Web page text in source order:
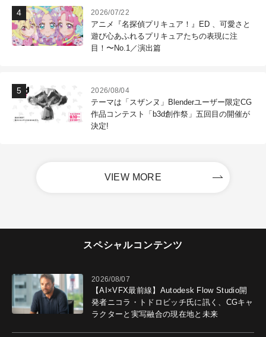
2026/07/22
アニメ『名探偵プリキュア！』ED 、可愛さと
遊び心あふれるプリキュアたちの表現に注
目！〜No.1／演出篇
2026/08/04
テーマは「スザンヌ」Blenderユーザー限定CG
作品コンテスト「b3d創作祭」五回目の開催が
決定!
VIEW MORE
スペシャルコンテンツ
2026/08/07
【AI×VFX最前線】Autodesk Flow Studio開
発者ニコラ・トドロビッチ氏に訊く、CGキャ
ラクターと実写融合の現在地と未来